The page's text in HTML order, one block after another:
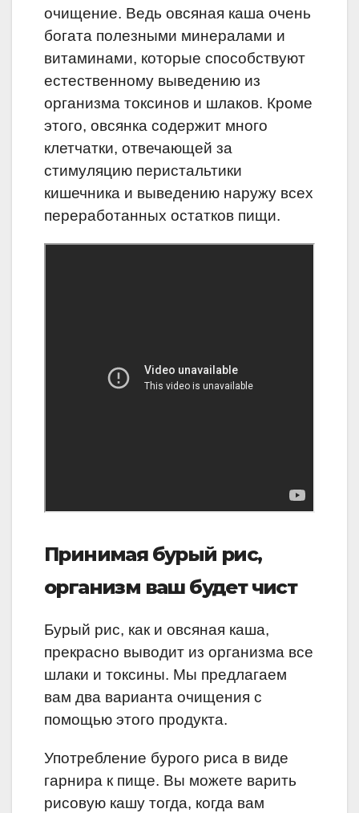
очищение. Ведь овсяная каша очень
богата полезными минералами и
витаминами, которые способствуют
естественному выведению из
организма токсинов и шлаков. Кроме
этого, овсянка содержит много
клетчатки, отвечающей за
стимуляцию перистальтики
кишечника и выведению наружу всех
переработанных остатков пищи.
Принимая бурый рис,
организм ваш будет чист
Бурый рис, как и овсяная каша,
прекрасно выводит из организма все
шлаки и токсины. Мы предлагаем
вам два варианта очищения с
помощью этого продукта.
Употребление бурого риса в виде
гарнира к пище. Вы можете варить
рисовую кашу тогда, когда вам